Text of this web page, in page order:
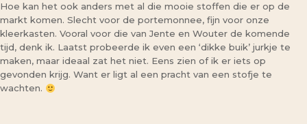
Hoe kan het ook anders met al die mooie stoffen die er op de
markt komen. Slecht voor de portemonnee, fijn voor onze
kleerkasten. Vooral voor die van Jente en Wouter de komende
tijd, denk ik. Laatst probeerde ik even een ‘dikke buik’ jurkje te
maken, maar ideaal zat het niet. Eens zien of ik er iets op
gevonden krijg. Want er ligt al een pracht van een stofje te
wachten.